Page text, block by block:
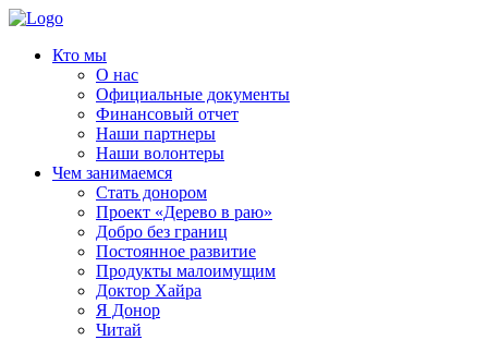
Кто мы
О нас
Официальные документы
Финансовый отчет
Наши партнеры
Наши волонтеры
Чем занимаемся
Стать донором
Проект «Дерево в раю»
Добро без границ
Постоянное развитие
Продукты малоимущим
Доктор Хайра
Я Донор
Читай